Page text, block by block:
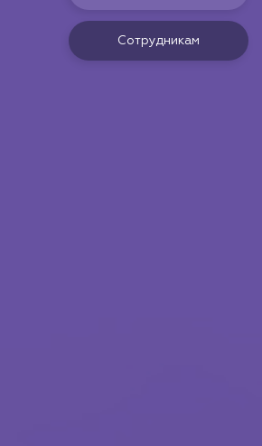
Сотрудникам